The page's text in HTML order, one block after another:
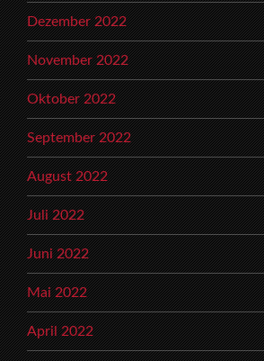
Dezember 2022
November 2022
Oktober 2022
September 2022
August 2022
Juli 2022
Juni 2022
Mai 2022
April 2022